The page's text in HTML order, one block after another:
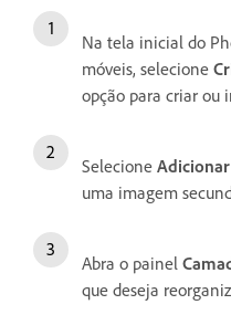
Na tela inicial do
móveis, selecione
opção para criar ou
Selecione
uma imagem
Abra o painel
que deseja